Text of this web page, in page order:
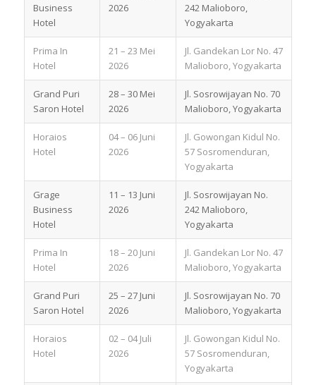
Business
Hotel
2026
242 Malioboro,
Yogyakarta
Prima In
Hotel
21 – 23 Mei
2026
Jl. Gandekan Lor No. 47
Malioboro, Yogyakarta
Grand Puri
Saron Hotel
28 – 30 Mei
2026
Jl. Sosrowijayan No. 70
Malioboro, Yogyakarta
Horaios
Hotel
04 – 06 Juni
2026
Jl. Gowongan Kidul No.
57 Sosromenduran,
Yogyakarta
Grage
Business
Hotel
11 – 13 Juni
2026
Jl. Sosrowijayan No.
242 Malioboro,
Yogyakarta
Prima In
Hotel
18 – 20 Juni
2026
Jl. Gandekan Lor No. 47
Malioboro, Yogyakarta
Grand Puri
Saron Hotel
25 – 27 Juni
2026
Jl. Sosrowijayan No. 70
Malioboro, Yogyakarta
Horaios
Hotel
02 – 04 Juli
2026
Jl. Gowongan Kidul No.
57 Sosromenduran,
Yogyakarta